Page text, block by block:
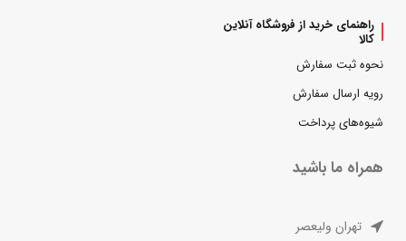
راهنمای خرید از فروشگاه آنلاین
کالا
نحوه ثبت سفارش
رویه ارسال سفارش
شیوه‌های پرداخت
همراه ما باشید
تهران ولیعصر